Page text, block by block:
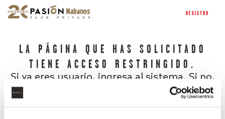
REGISTRO
LA PÁGINA QUE HAS SOLICITADO
TIENE ACCESO RESTRINGIDO.
Si ya eres usuario, ingresa al sistema. Si no,